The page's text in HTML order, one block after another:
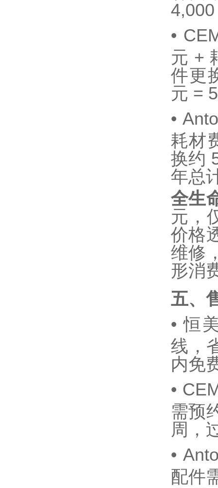
•
元 +
件更
元 =
•
耗材
换约
年总
全生
元，
价格
维修
形消
五、
• 恒
线，
内免
•
需预
周，
•
配件